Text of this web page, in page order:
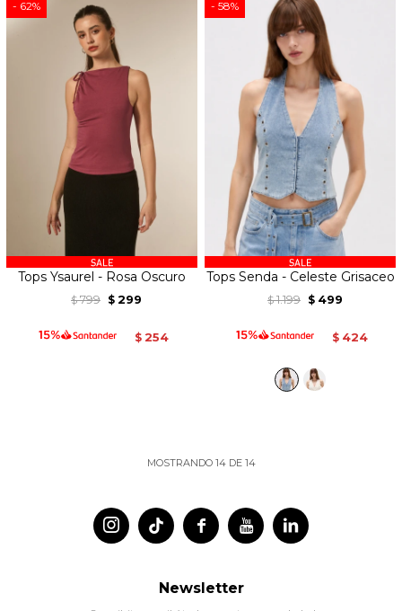
62
Tops Ysaurel - Rosa Oscuro
$ 799 $ 299
$ 254
58
Tops Senda - Celeste Grisaceo
$ 1.199 $ 499
$ 424
MOSTRANDO 14DE 14
 
 
Newsletter